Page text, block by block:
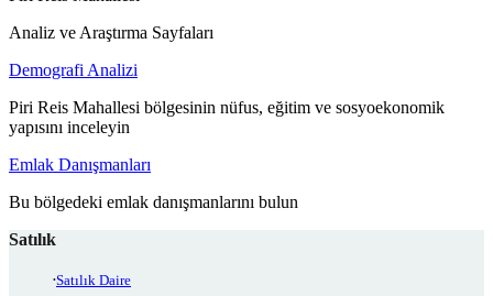
Analiz ve Araştırma Sayfaları
Demografi Analizi
Piri Reis Mahallesi bölgesinin nüfus, eğitim ve sosyoekonomik
yapısını inceleyin
Emlak Danışmanları
Bu bölgedeki emlak danışmanlarını bulun
Satılık
Satılık Daire